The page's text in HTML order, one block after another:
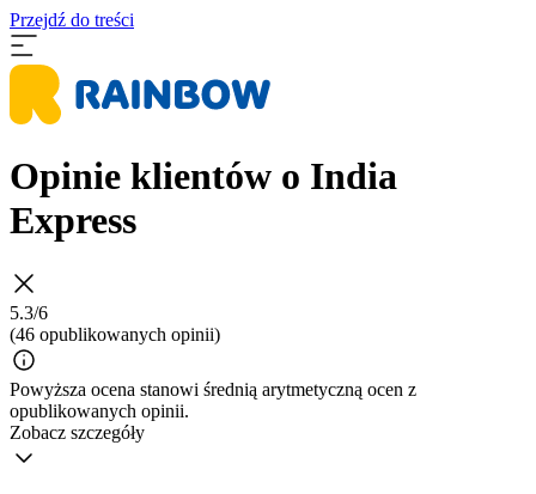
Przejdź do treści
Opinie klientów o India
Express
5.3/6
(46 opublikowanych opinii)
Powyższa ocena stanowi średnią arytmetyczną ocen z
opublikowanych opinii.
Zobacz szczegóły